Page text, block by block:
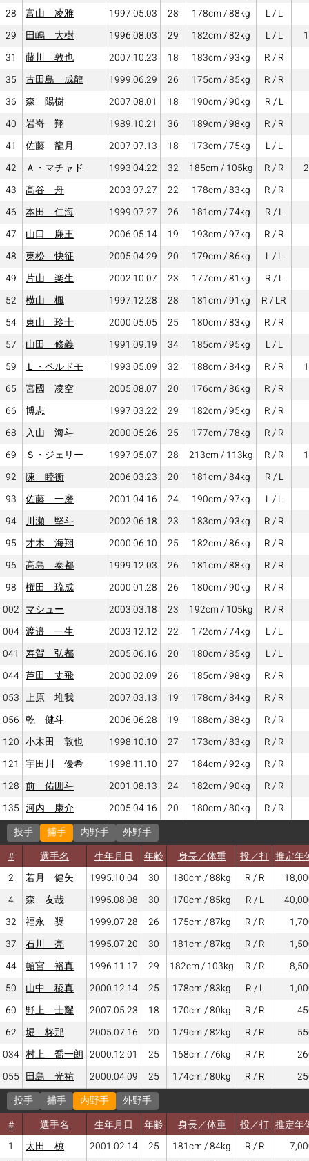
28
富山 凌雅 1997.05.03 28 178cm / 88kg
L / L
29
田嶋 大樹 1996.08.03 29 182cm / 82kg L / L
31
藤川 敦也 2007.10.23 18 183cm / 93kg
R / R
35
古田島 成龍 1999.06.29 26 175cm / 85kg
R / R
36
森 陽樹 2007.08.01 18 190cm / 90kg
R / L
40
岩嵜 翔 1989.10.21 36 189cm / 98kg
R / R
41
佐藤 龍月 2007.07.13 18 173cm / 75kg
L / L
42
Ａ・マチャド 1993.04.22 32 185cm / 105kg R / R
43
髙谷 舟 2003.07.27 22 178cm / 83kg
R / R
46
本田 仁海 1999.07.27 26 181cm / 74kg
R / L
47
山口 廉王 2006.05.14 19 193cm / 97kg
R / R
48
東松 快征 2005.04.29 20 179cm / 86kg
L / L
49
片山 楽生 2002.10.07 23 177cm / 81kg
R / L
52
横山 楓 1997.12.28 28 181cm / 91kg
R / LR
54
東山 玲士 2000.05.05 25 180cm / 83kg
R / R
57
山田 修義 1991.09.19 34 185cm / 95kg
L / L
59
Ｌ・ペルドモ 1993.05.09 32 188cm / 84kg R / R
65
宮國 凌空 2005.08.07 20 176cm / 86kg
R / R
66
博志 1997.03.22 29 182cm / 95kg
R / R
68
入山 海斗 2000.05.26 25 177cm / 78kg
R / R
69
Ｓ・ジェリー 1997.05.07 28 213cm / 113kg R / R
92
陳 睦衡 2006.03.23 20 181cm / 84kg
R / L
93
佐藤 一磨 2001.04.16 24 190cm / 97kg
L / L
94
川瀬 堅斗 2002.06.18 23 183cm / 93kg
R / R
95
才木 海翔 2000.06.10 25 182cm / 86kg
R / R
96
髙島 泰都 1999.12.03 26 181cm / 88kg
R / R
98
権田 琉成 2000.01.28 26 180cm / 90kg
R / R
002 マシュー 2003.03.18 23 192cm / 105kg
R / R
004 渡邉 一生 2003.12.12 22 172cm / 74kg
L / L
041 寿賀 弘都 2005.06.16 20 180cm / 85kg
L / L
044 芦田 丈飛 2000.02.09 26 185cm / 98kg
R / R
053 上原 堆我 2007.03.13 19 178cm / 84kg
R / R
056 乾 健斗 2006.06.28 19 188cm / 88kg
R / R
120 小木田 敦也 1998.10.10 27 173cm / 83kg
R / R
121 宇田川 優希 1998.11.10 27 184cm / 92kg
R / R
128 前 佑囲斗 2001.08.13 24 182cm / 90kg
R / R
135 河内 康介 2005.04.16 20 180cm / 80kg
R / R
投手
捕手 内野手
外野手
#
選手名 生年月日 年齢 身長／体重 投／打 推定年
2
若月 健矢 1995.10.04 30 180cm / 88kg R / R
4
森 友哉 1995.08.08 30 170cm / 85kg R / L
32
福永 奨 1999.07.28 26 175cm / 87kg R / R
37
石川 亮 1995.07.20 30 181cm / 87kg R / R
44
頓宮 裕真 1996.11.17 29 182cm / 103kg R / R
50
山中 稜真 2000.12.14 25 178cm / 83kg R / L
60
野上 士耀 2007.05.23 18 170cm / 80kg R / R
62
堀 柊那 2005.07.16 20 179cm / 82kg R / R
034 村上 喬一朗 2000.12.01 25 168cm / 76kg R / R
055 田島 光祐 2000.04.09 25 174cm / 80kg R / R
投手
捕手 内野手
外野手
#
選手名 生年月日 年齢 身長／体重 投／打 推定年
1
太田 椋 2001.02.14 25 181cm / 84kg R / R